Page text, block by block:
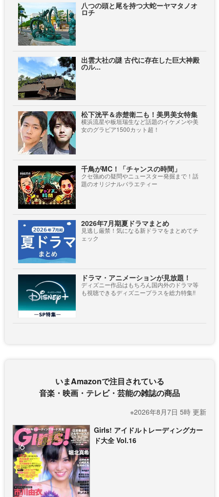
八つの頭と尾を持つ大蛇ーヤマタノオ
ロチ
出雲大社の謎 古代に存在した巨大神殿
のル...
松下洸平＆赤楚衛二も！美男美女特集
横浜流星や板垣瑞生など話題のイケメンや美
女のグラビア1500カット超！
千鳥がMC！「チャンスの時間」
クセ強めの疑問やニュースター発掘まで！話
題のオリジナルバラエティー
2026年7月期夏ドラマまとめ
見逃し厳禁！気になる新ドラマをまとめてチ
ェック
ドラマ・アニメーションが見放題！
ディズニー作品はもちろん国内外のドラマ等
も視聴できるディズニープラスを総力特集!!
いまAmazonで注目されている
音楽・映画・テレビ・芸能の雑誌の商品
※2026年8月7日 5時 更新
Girls! アイドルトレーディングカー
ド大全 Vol.16